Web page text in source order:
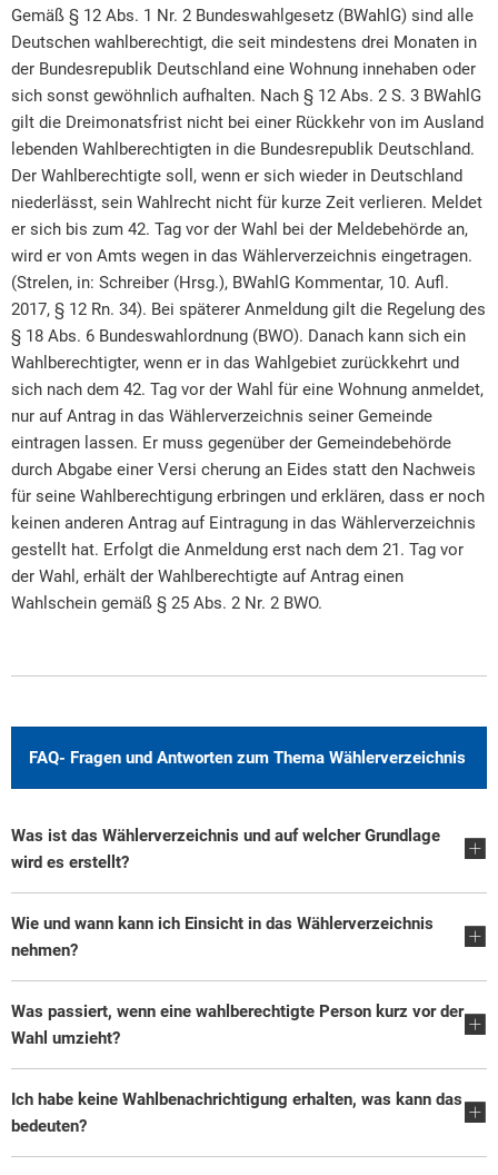
Gemäß § 12 Abs. 1 Nr. 2 Bundeswahlgesetz (BWahlG) sind alle
Deutschen wahlberechtigt, die seit mindestens drei Monaten in
der Bundesrepublik Deutschland eine Wohnung innehaben oder
sich sonst gewöhnlich aufhalten. Nach § 12 Abs. 2 S. 3 BWahlG
gilt die Dreimonatsfrist nicht bei einer Rückkehr von im Ausland
lebenden Wahlberechtigten in die Bundesrepublik Deutschland.
Der Wahlberechtigte soll, wenn er sich wieder in Deutschland
niederlässt, sein Wahlrecht nicht für kurze Zeit verlieren. Meldet
er sich bis zum 42. Tag vor der Wahl bei der Meldebehörde an,
wird er von Amts wegen in das Wählerverzeichnis eingetragen.
(Strelen, in: Schreiber (Hrsg.), BWahlG Kommentar, 10. Aufl.
2017, § 12 Rn. 34). Bei späterer Anmeldung gilt die Regelung des
§ 18 Abs. 6 Bundeswahlordnung (BWO). Danach kann sich ein
Wahlberechtigter, wenn er in das Wahlgebiet zurückkehrt und
sich nach dem 42. Tag vor der Wahl für eine Wohnung anmeldet,
nur auf Antrag in das Wählerverzeichnis seiner Gemeinde
eintragen lassen. Er muss gegenüber der Gemeindebehörde
durch Abgabe einer Versi cherung an Eides statt den Nachweis
für seine Wahlberechtigung erbringen und erklären, dass er noch
keinen anderen Antrag auf Eintragung in das Wählerverzeichnis
gestellt hat. Erfolgt die Anmeldung erst nach dem 21. Tag vor
der Wahl, erhält der Wahlberechtigte auf Antrag einen
Wahlschein gemäß § 25 Abs. 2 Nr. 2 BWO.
FAQ- Fragen und Antworten zum Thema Wählerverzeichnis
Was ist das Wählerverzeichnis und auf welcher Grundlage
wird es erstellt?
Wie und wann kann ich Einsicht in das Wählerverzeichnis
nehmen?
Was passiert, wenn eine wahlberechtigte Person kurz vor der
Wahl umzieht?
Ich habe keine Wahlbenachrichtigung erhalten, was kann das
bedeuten?